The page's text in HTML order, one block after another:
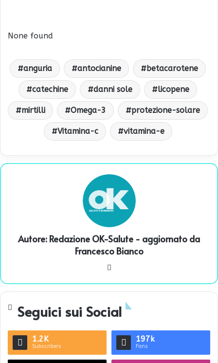
None found
anguria antocianine betacarotene
catechine danni sole licopene
mirtilli Omega-3 protezione-solare
Vitamina-c vitamina-e
Autore: Redazione OK-Salute - aggiornato da
Francesco Bianco
te
Seguici sui Social
1.2K
Subscribers
197k
Fans